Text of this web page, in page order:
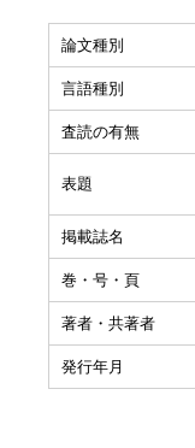
論文種別
言語種別
査読の有無
表題
掲載誌名
巻・号・頁
著者・共著者
発行年月